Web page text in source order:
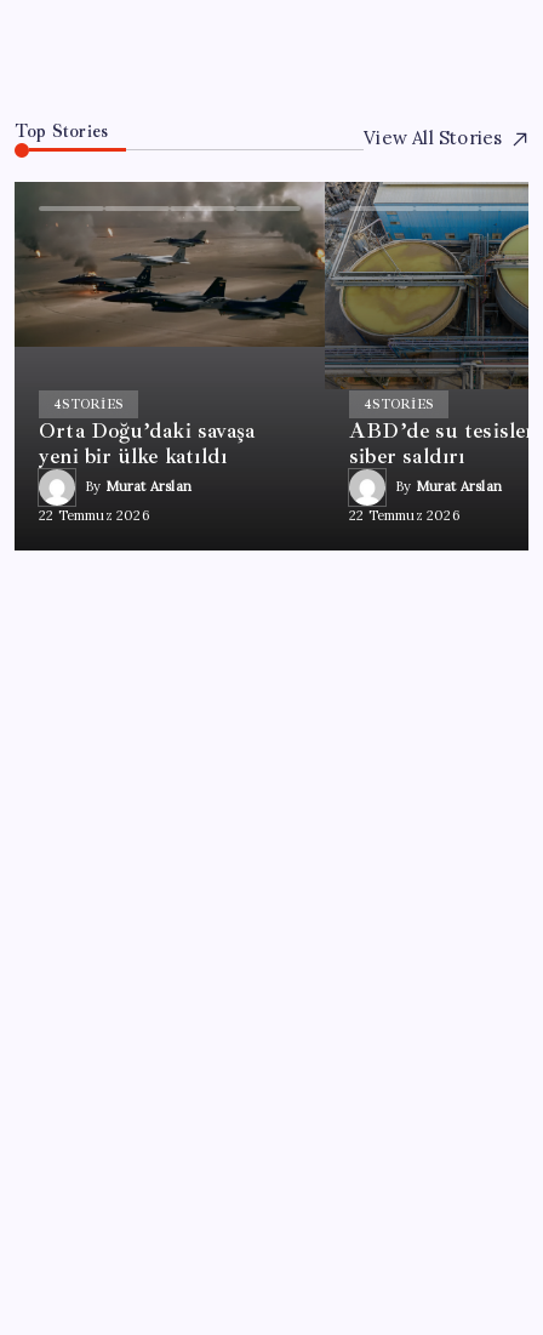
Top Stories View All Stories
4STORIES
Orta Doğu’daki savaşa
yeni bir ülke katıldı
By Murat Arslan
22 Temmuz 2026
4STORIES
ABD’de su
siber saldırı
By Murat Arslan
22 Temmuz 2026